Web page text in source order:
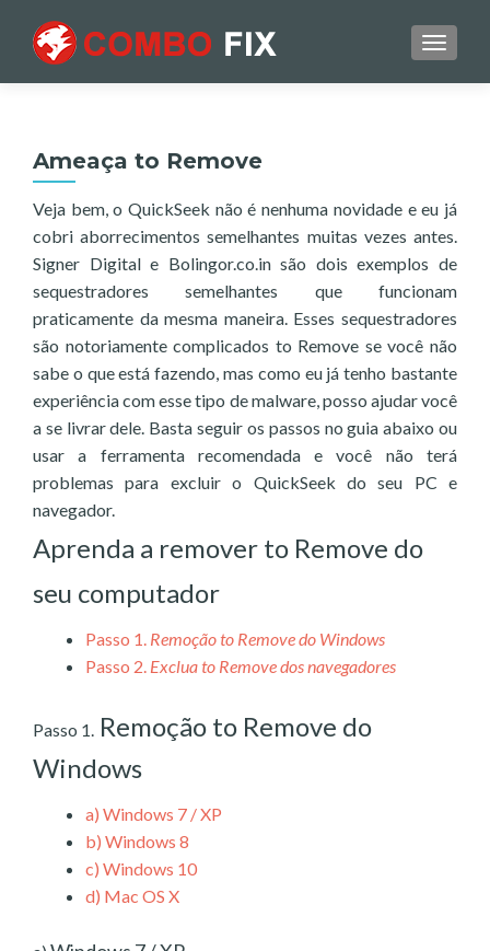
Ameaça to Remove
Veja bem, o QuickSeek não é nenhuma novidade e eu já
cobri aborrecimentos semelhantes muitas vezes antes.
Signer Digital e Bolingor.co.in são dois exemplos de
sequestradores semelhantes que funcionam
praticamente da mesma maneira. Esses sequestradores
são notoriamente complicados to Remove se você não
sabe o que está fazendo, mas como eu já tenho bastante
experiência com esse tipo de malware, posso ajudar você
a se livrar dele. Basta seguir os passos no guia abaixo ou
usar a ferramenta recomendada e você não terá
problemas para excluir o QuickSeek do seu PC e
navegador.
Aprenda a remover to Remove do
seu computador
Passo 1. Remoção to Remove do Windows
Passo 2. Exclua to Remove dos navegadores
Passo 1. Remoção to Remove do
Windows
a) Windows 7 / XP
b) Windows 8
c) Windows 10
d) Mac OS X